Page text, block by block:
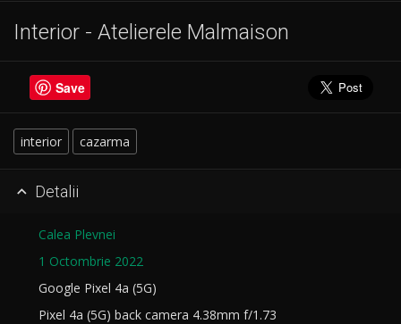
Interior - Atelierele Malmaison
Save
interior cazarma
 Detalii
Calea Plevnei
1 Octombrie 2022
Google Pixel 4a (5G)
Pixel 4a (5G) back camera 4.38mm f/1.73